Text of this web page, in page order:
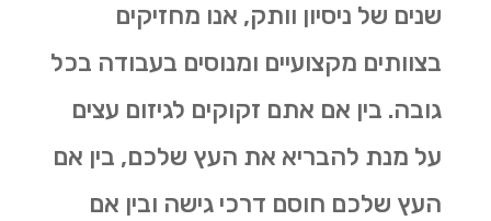
שנים של ניסיון וותק, אנו מחזיקים
בצוותים מקצועיים ומנוסים בעבודה בכל
גובה. בין אם אתם זקוקים לגיזום עצים
על מנת להבריא את העץ שלכם, בין אם
העץ שלכם חוסם דרכי גישה ובין אם